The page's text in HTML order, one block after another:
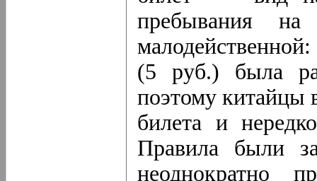
пребывания
(5 руб.) была
поэтому китайцы
билета и
Правила были
неоднократно